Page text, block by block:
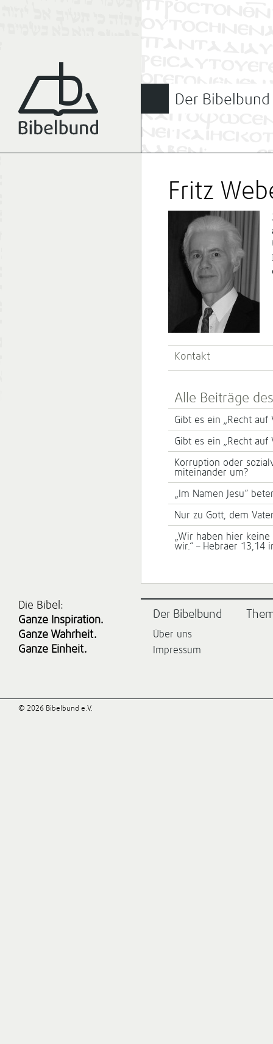
Der Bibelbund
Fritz
Kontakt
Alle Beiträge
Gibt es ein „Recht auf
Gibt es ein „Recht auf
Korruption oder
miteinander um?
„Im Namen Jesu“
Nur zu Gott, dem
„Wir haben hier
wir.“ – Hebräer 13,14
Die Bibel:
Ganze Inspiration.
Ganze Wahrheit.
Ganze Einheit.
Der Bibelbund
Über uns
Impressum
© 2026 Bibelbund e.V.